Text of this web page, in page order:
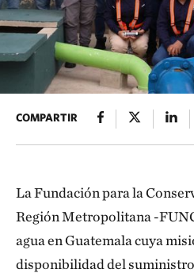
COMPARTIR
La Fundación para la
Región Metropolitana -
agua en Guatemala cuya
disponibilidad del suministro